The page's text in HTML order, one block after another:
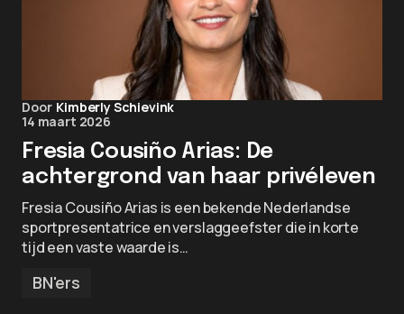
Door Kimberly Schievink
14 maart 2026
Fresia Cousiño Arias: De
achtergrond van haar privéleven
Fresia Cousiño Arias is een bekende Nederlandse
sportpresentatrice en verslaggeefster die in korte
tijd een vaste waarde is…
BN'ers